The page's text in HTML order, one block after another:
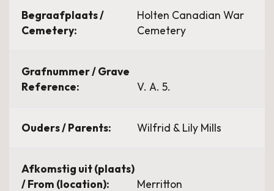
Begraafplaats /
Cemetery:
Holten Canadian War
Cemetery
Grafnummer / Grave
Reference:
V. A. 5.
Ouders / Parents: Wilfrid & Lily Mills
Afkomstig uit (plaats)
/ From (location):
Merritton